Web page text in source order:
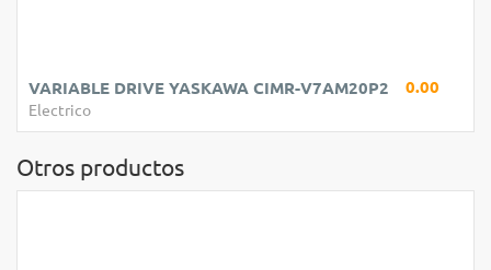
0.00
VARIABLE DRIVE YASKAWA CIMR-V7AM20P2
Electrico
Otros productos